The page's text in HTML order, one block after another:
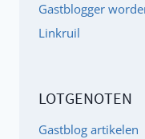
Gastblogger
Linkruil
LOTGENOTEN
Gastblog artikelen